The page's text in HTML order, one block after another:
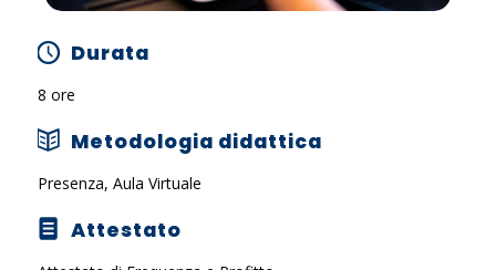
Durata
8 ore
Metodologia didattica
Presenza, Aula Virtuale
Attestato